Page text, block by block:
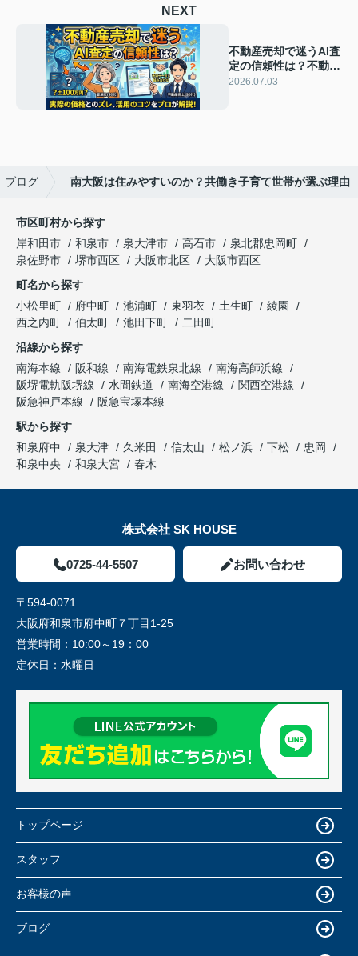
NEXT
不動産売却で迷うAI査
定の信頼性は？不動産
の価格判断にAI査定を
2026.07.03
ブログ 南大阪は住みやすいのか？共働き子育て世帯が選ぶ理由
市区町村から探す
岸和田市
和泉市 泉大津市 高石市
泉北郡忠岡町
泉佐野市
堺市西区 大阪市北区
大阪市西区
町名から探す
小松里町
府中町 池浦町 東羽衣 土生町
綾園
西之内町
伯太町 池田下町
二田町
沿線から探す
南海本線
阪和線 南海電鉄泉北線
南海高師浜線
阪堺電軌阪堺線
水間鉄道 南海空港線
関西空港線
阪急神戸本線
阪急宝塚本線
駅から探す
和泉府中
泉大津 久米田 信太山 松ノ浜 下松
忠岡
和泉中央
和泉大宮 春木
株式会社 SK HOUSE
0725-44-5507 お問い合わせ
〒594-0071
大阪府和泉市府中町７丁目1-25
営業時間： 10:00～19：00
定休日： 水曜日
トップページ
スタッフ
お客様の声
ブログ